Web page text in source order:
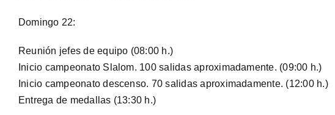
Domingo 22:
Reunión jefes de equipo (08:00 h.)
Inicio campeonato Slalom. 100 salidas aproximadamente. (09:00 h.)
Inicio campeonato descenso. 70 salidas aproximadamente. (12:00 h.)
Entrega de medallas (13:30 h.)